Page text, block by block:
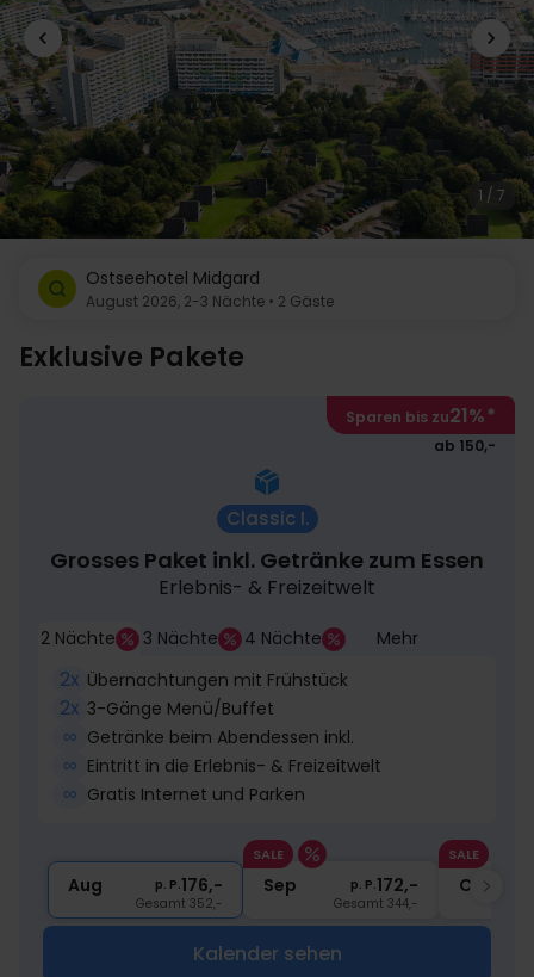
1 / 7
Ostseehotel Midgard
August 2026, 2-3 Nächte • 2 Gäste
Exklusive Pakete
Sparen bis zu21%*
ab 150,-
Classic I.
Grosses Paket inkl. Getränke zum Essen
Erlebnis- & Freizeitwelt
2 Nächte 3 Nächte 4 Nächte Mehr
2x Übernachtungen mit Frühstück
2x 3-Gänge Menü/Buffet
∞ Getränke beim Abendessen inkl.
∞ Eintritt in die Erlebnis- & Freizeitwelt
∞ Gratis Internet und Parken
Aug p. P.176,-
Gesamt 352,-
SALE
Sep p. P.172,-
Gesamt 344,-
SALE
Okt
Kalender sehen